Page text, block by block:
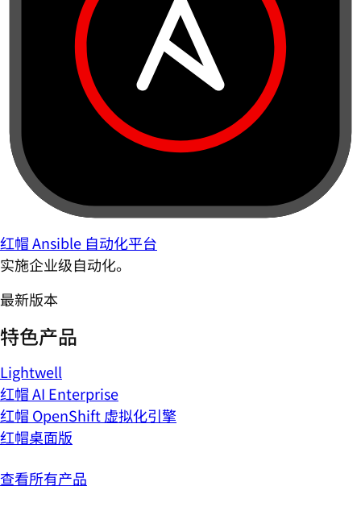
红帽 Ansible 自动化平台
实施企业级自动化。
最新版本
特色产品
Lightwell
红帽 AI Enterprise
红帽 OpenShift 虚拟化引擎
红帽桌面版
查看所有产品